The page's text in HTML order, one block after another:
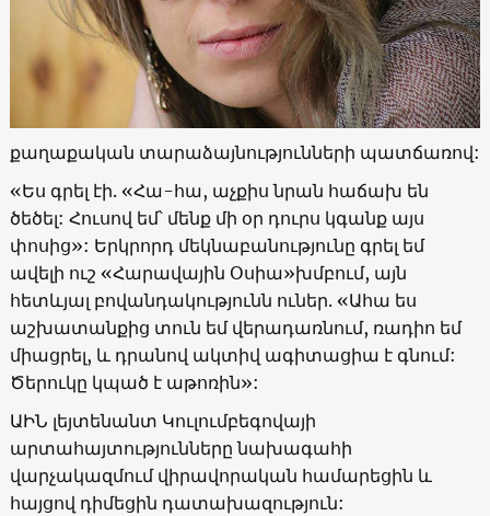
քաղաքական տարաձայնությունների պատճառով:
«Ես գրել էի. «Հա-հա, աչքիս նրան հաճախ են
ծեծել: Հուսով եմ՝ մենք մի օր դուրս կգանք այս
փոսից»: Երկրորդ մեկնաբանությունը գրել եմ
ավելի ուշ «Հարավային Օսիա»խմբում, այն
հետևյալ բովանդակությունն ուներ. «Ահա ես
աշխատանքից տուն եմ վերադառնում, ռադիո եմ
միացրել, և դրանով ակտիվ ագիտացիա է գնում:
Ծերուկը կպած է աթոռին»:
ԱԻՆ լեյտենանտ Կուլումբեգովայի
արտահայտությունները նախագահի
վարչակազմում վիրավորական համարեցին և
հայցով դիմեցին դատախազություն: